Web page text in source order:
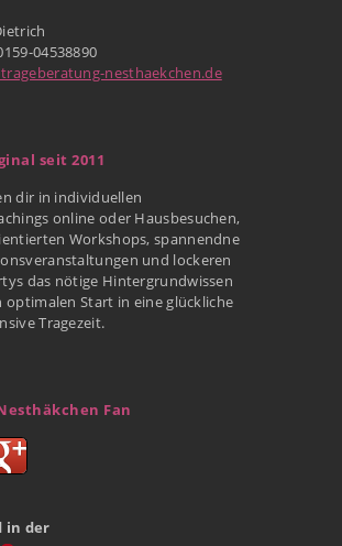
04538890
nesthaekchen.de
seit 2011
dir in individuellen
online oder Hausbesuchen,
Workshops, spannendne
und lockeren
das nötige Hintergrundwissen
optimalen Start in eine glückliche
Tragezeit.
Fan
in der